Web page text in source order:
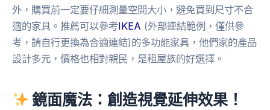
外，購買前一定要仔細測量空間大小，避免買到尺寸不合
適的家具。推薦可以參考IKEA (外部連結範例，僅供參
考，請自行更換為合適連結)的多功能家具，他們家的產品
設計多元，價格也相對親民，是租屋族的好選擇。
鏡面魔法：創造視覺延伸效果！